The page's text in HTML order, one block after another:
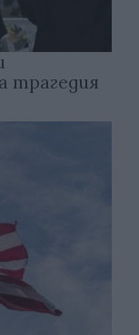
трагедия